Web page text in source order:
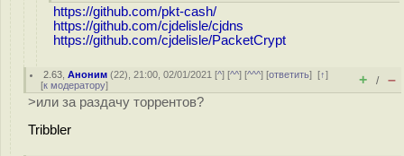
https://github.com/pkt-cash/
https://github.com/cjdelisle/cjdns
https://github.com/cjdelisle/PacketCrypt
2.63 ,Аноним (22), 21:00, 02/01/2021 [^] [^^] [^^^] [ответить][↑]
[к модератору] + / –
>или за раздачу торрентов?
Tribbler